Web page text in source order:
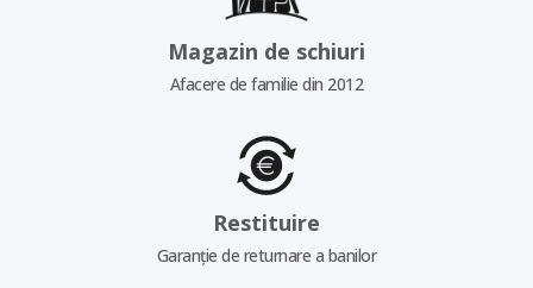
Magazin de schiuri
Afacere de familie din 2012
Restituire
Garanție de returnare a banilor